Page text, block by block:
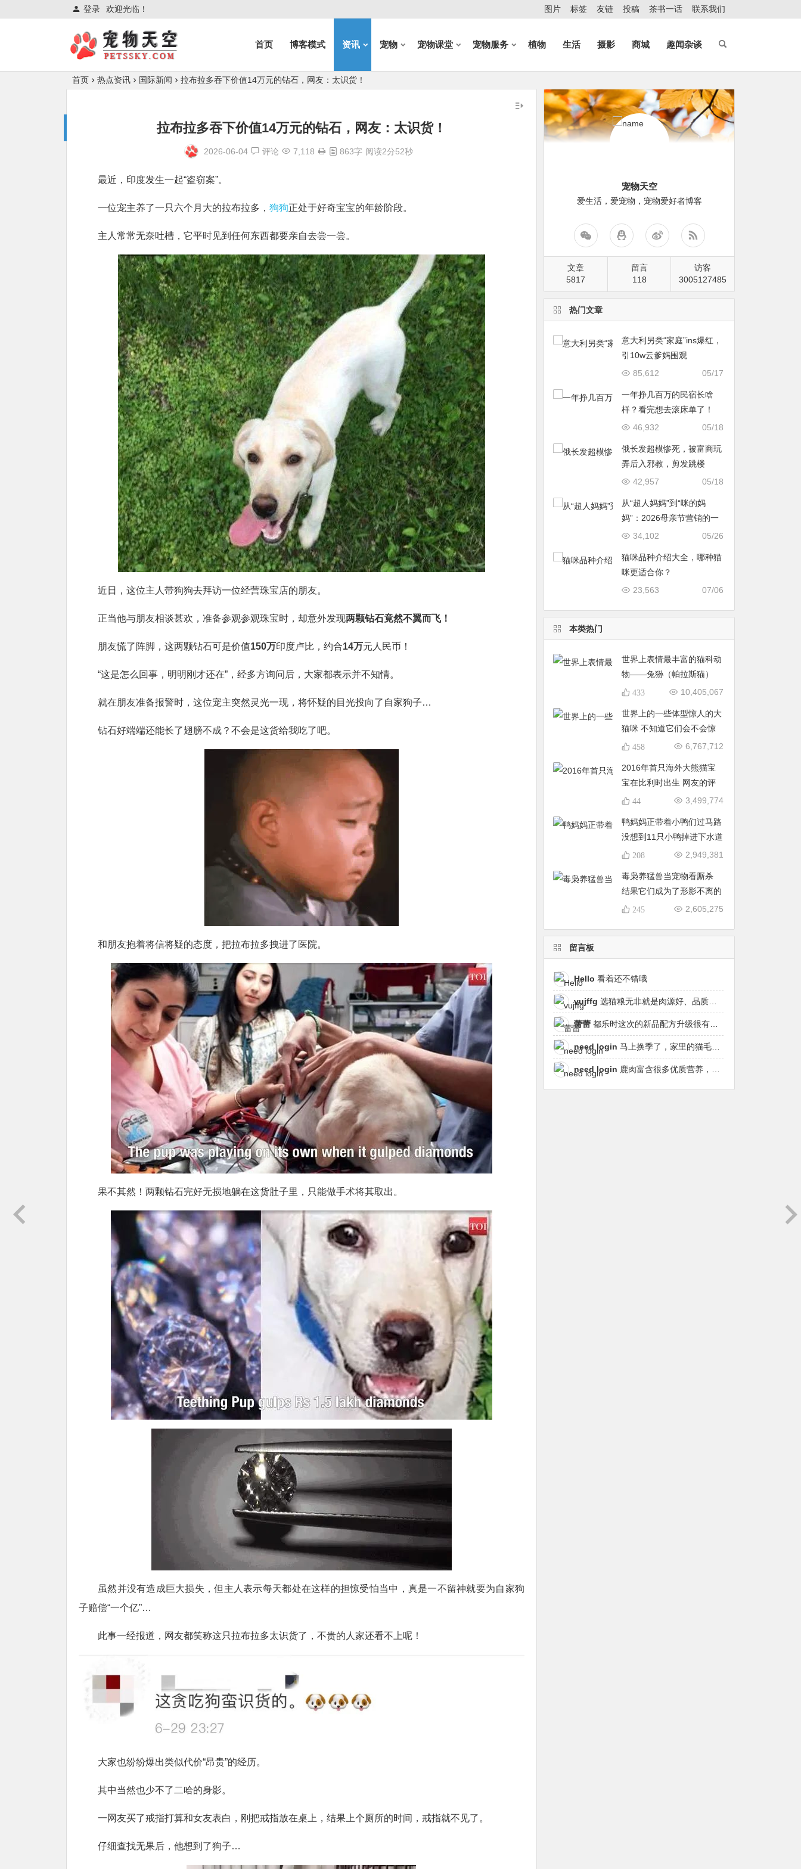
欢迎光临！
登录 图片 标签 友链 投稿 茶书一话 联系我们
首页 博客模式 资讯 宠物 宠物课堂 宠物服务 植物 生活 摄影 商城 趣闻杂谈
首页 热点资讯 国际新闻 拉布拉多吞下价值14万元的钻石，网友：太识货！
拉布拉多吞下价值14万元的钻石，网友：太识货！
2026-06-04 评论 7,118 863字 阅读2分52秒
最近，印度发生一起“盗窃案”。
一位宠主养了一只六个月大的拉布拉多， 狗狗正处于好奇宝宝的年龄阶段。
主人常常无奈吐槽，它平时见到任何东西都要亲自去尝一尝。
近日，这位主人带狗狗去拜访一位经营珠宝店的朋友。
正当他与朋友相谈甚欢，准备参观参观珠宝时，却意外发现两颗钻石竟然不翼而飞！
朋友慌了阵脚，这两颗钻石可是价值150万印度卢比，约合14万元人民币！
“这是怎么回事，明明刚才还在”，经多方询问后，大家都表示并不知情。
就在朋友准备报警时，这位宠主突然灵光一现，将怀疑的目光投向了自家狗子…
钻石好端端还能长了翅膀不成？不会是这货给我吃了吧。
和朋友抱着将信将疑的态度，把拉布拉多拽进了医院。
果不其然！两颗钻石完好无损地躺在这货肚子里，只能做手术将其取出。
虽然并没有造成巨大损失，但主人表示每天都处在这样的担惊受怕当中，真是一不留神就要为自家狗
子赔偿“一个亿”…
此事一经报道，网友都笑称这只拉布拉多太识货了，不贵的人家还看不上呢！
大家也纷纷爆出类似代价“昂贵”的经历。
其中当然也少不了二哈的身影。
一网友买了戒指打算和女友表白，刚把戒指放在桌上，结果上个厕所的时间，戒指就不见了。
仔细查找无果后，他想到了狗子…
宠物天空
爱生活，爱宠物，宠物爱好者博客
文章
5817
留言
118
访客
3005127485
热门文章
意大利另类“家庭”ins爆红，
引10w云爹妈围观
05/17
85,612
一年挣几百万的民宿长啥
样？看完想去滚床单了！
05/18
46,932
俄长发超模惨死，被富商玩
弄后入邪教，剪发跳楼
05/18
42,957
从“超人妈妈”到“咪的妈
妈”：2026母亲节营销的一
次温情破题
05/26
34,102
猫咪品种介绍大全，哪种猫
咪更适合你？
07/06
23,563
本类热门
世界上表情最丰富的猫科动
物——兔狲（帕拉斯猫）
10,405,067
433
世界上的一些体型惊人的大
猫咪 不知道它们会不会惊
到你
6,767,712
458
2016年首只海外大熊猫宝
宝在比利时出生 网友的评
论亮了
3,499,774
44
鸭妈妈正带着小鸭们过马路
没想到11只小鸭掉进下水道
2,949,381
208
毒枭养猛兽当宠物看厮杀
结果它们成为了形影不离的
好朋友
2,605,275
245
留言板
Hello 看着还不错哦
vujffg 选猫粮无非就是肉源好、品质好、工艺好，都乐时磷虾鹿肉烘焙粮真的可以闭眼冲了！
蕾蕾 都乐时这次的新品配方升级很有针对性，从原料溯源到营养配比都踩中了当下高端市场的需求点，期待后续的区域代理政策。
need login 马上换季了，家里的猫毛又要多起来了……太需要像都乐时这种28天就能改善毛发的产品！
need login 鹿肉富含很多优质营养，磷虾油对毛发改善也很明显，都乐时太懂铲屎官想要什么了